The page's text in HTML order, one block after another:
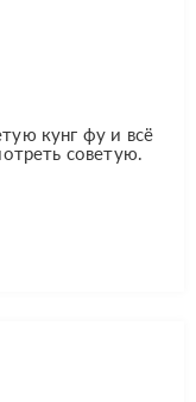
кунг фу и всё
советую.